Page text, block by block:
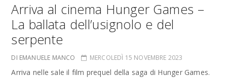
Arriva al cinema Hunger Games –
La ballata dell’usignolo e del
serpente
DI EMANUELE MANCO MERCOLEDÌ 15 NOVEMBRE 2023
Arriva nelle sale il film prequel della saga di Hunger Games.